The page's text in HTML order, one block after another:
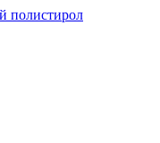
полистирол